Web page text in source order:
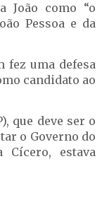
João como “o
Pessoa e da
fez uma defesa
candidato ao
que deve ser o
o Governo do
Cícero, estava